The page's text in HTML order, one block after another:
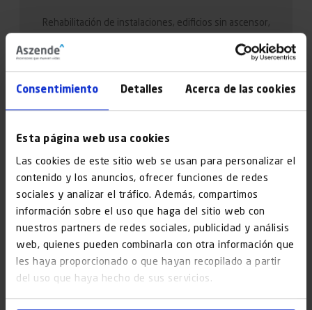
Consentimiento Detalles Acerca de las cookies
Esta página web usa cookies
Las cookies de este sitio web se usan para personalizar el
contenido y los anuncios, ofrecer funciones de redes
sociales y analizar el tráfico. Además, compartimos
información sobre el uso que haga del sitio web con
nuestros partners de redes sociales, publicidad y análisis
web, quienes pueden combinarla con otra información que
les haya proporcionado o que hayan recopilado a partir
del uso que haya hecho de sus servicios.
Rehabilitación de instalaciones, edificios sin ascensor,